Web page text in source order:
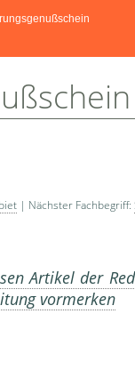
| Nächster Fachbegriff:
Artikel der
vormerken